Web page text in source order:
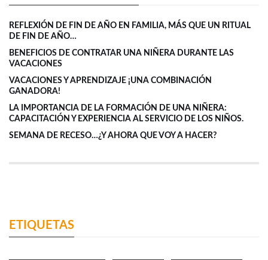
REFLEXIÓN DE FIN DE AÑO EN FAMILIA, MÁS QUE UN RITUAL
DE FIN DE AÑO…
BENEFICIOS DE CONTRATAR UNA NIÑERA DURANTE LAS
VACACIONES
VACACIONES Y APRENDIZAJE ¡UNA COMBINACIÓN
GANADORA!
LA IMPORTANCIA DE LA FORMACIÓN DE UNA NIÑERA:
CAPACITACIÓN Y EXPERIENCIA AL SERVICIO DE LOS NIÑOS.
SEMANA DE RECESO…¿Y AHORA QUE VOY A HACER?
ETIQUETAS